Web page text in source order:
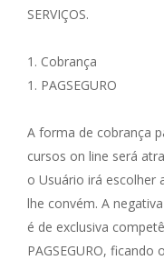
SERVIÇOS.
1. Cobrança
1. PAGSEGURO
A forma de cobrança
cursos on line será
o Usuário irá escolher
lhe convém. A
é de exclusiva
PAGSEGURO,